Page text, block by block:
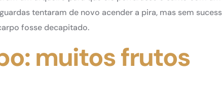
tentaram de novo acender a pira, mas sem
fosse decapitado.
muitos frutos